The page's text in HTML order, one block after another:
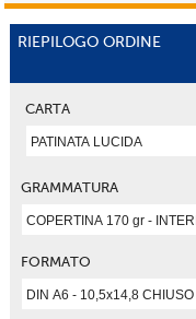
RIEPILOGO ORDINE
CARTA
GRAMMATURA
FORMATO